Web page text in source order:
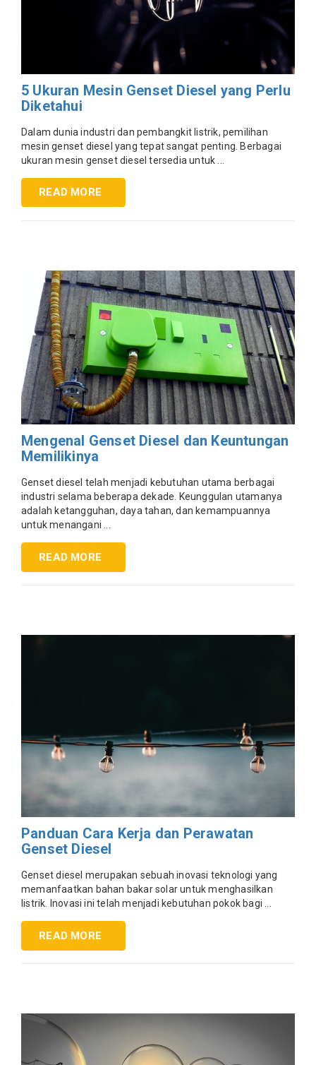
5 Ukuran Mesin Genset Diesel yang Perlu
Diketahui
Dalam dunia industri dan pembangkit listrik, pemilihan
mesin genset diesel yang tepat sangat penting. Berbagai
ukuran mesin genset diesel tersedia untuk ...
READ MORE
Mengenal Genset Diesel dan Keuntungan
Memilikinya
Genset diesel telah menjadi kebutuhan utama berbagai
industri selama beberapa dekade. Keunggulan utamanya
adalah ketangguhan, daya tahan, dan kemampuannya
untuk menangani ...
READ MORE
Panduan Cara Kerja dan Perawatan
Genset Diesel
Genset diesel merupakan sebuah inovasi teknologi yang
memanfaatkan bahan bakar solar untuk menghasilkan
listrik. Inovasi ini telah menjadi kebutuhan pokok bagi ...
READ MORE